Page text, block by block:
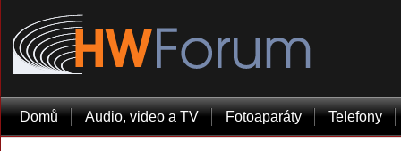
Domů Audio, video a TV Fotoaparáty Telefony